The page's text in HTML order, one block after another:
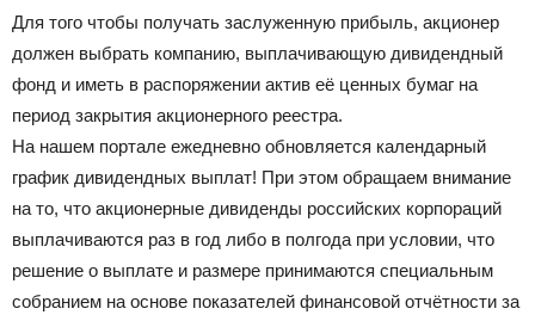
Для того чтобы получать заслуженную прибыль, акционер
должен выбрать компанию, выплачивающую дивидендный
фонд и иметь в распоряжении актив её ценных бумаг на
период закрытия акционерного реестра.
На нашем портале ежедневно обновляется календарный
график дивидендных выплат! При этом обращаем внимание
на то, что акционерные дивиденды российских корпораций
выплачиваются раз в год либо в полгода при условии, что
решение о выплате и размере принимаются специальным
собранием на основе показателей финансовой отчётности за